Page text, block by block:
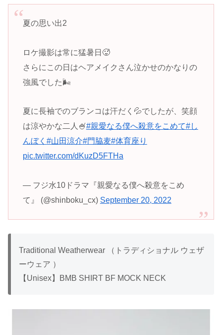
夏の思い出2
ロケ撮影は常に猛暑日🥵
さらにこの日はヘアメイクさん泣かせのかなりの
強風でした🌬️
夏に長袖でのブランコは汗だく💦でしたが、笑顔
は涼やかな二人🍧#親愛なる僕へ殺意をこめて#し
んぼく #山田涼介#門脇麦#体育座り
pic.twitter.com/dKuzD5FTHa
— フジ水10ドラマ『親愛なる僕へ殺意をこめ
て』 (@shinboku_cx) September 20, 2022
Traditional Weatherwear （トラディショナル ウェザ
ーウェア ）
【Unisex】BMB SHIRT BF MOCK NECK